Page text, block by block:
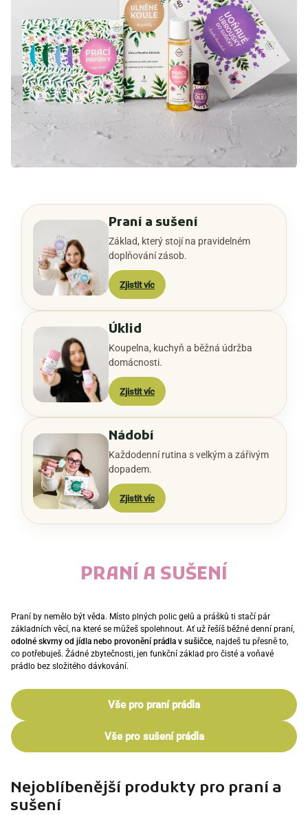
Praní a sušení
Základ, který stojí na pravidelném
doplňování zásob.
Zjistit víc
Úklid
Koupelna, kuchyň a běžná údržba
domácnosti.
Zjistit víc
Nádobí
Každodenní rutina s velkým a zářivým
dopadem.
Zjistit víc
PRANÍ A SUŠENÍ
Praní by nemělo být věda. Místo plných polic gelů a prášků ti stačí pár
základních věcí, na které se můžeš spolehnout. Ať už řešíš běžné denní praní,
odolné skvrny od jídla nebo provonění prádla v sušičce, najdeš tu přesně to,
co potřebuješ. Žádné zbytečnosti, jen funkční základ pro čisté a voňavé
prádlo bez složitého dávkování.
Vše pro praní prádla
Vše pro sušení prádla
Nejoblíbenější produkty pro praní a
sušení